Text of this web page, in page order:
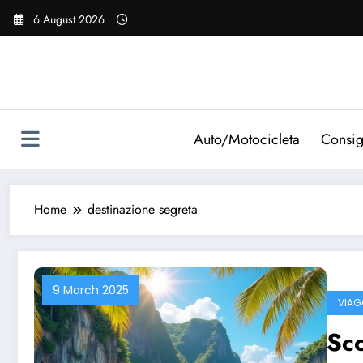
Vai
6 August 2026
Auto/Motocicleta
Home destinazione segreta
9 March 2025